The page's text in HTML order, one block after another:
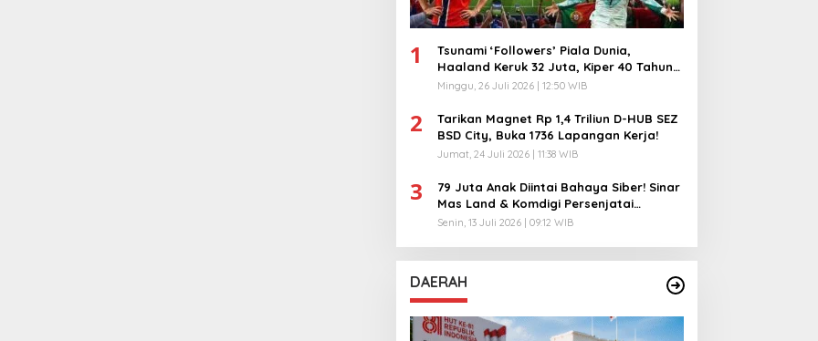
1
Tsunami ‘Followers’ Piala Dunia,
Haaland Keruk 32 Juta, Kiper 40 Tahun
Bikin Geger!
Minggu, 26 Juli 2026 | 12:50 WIB
2
Tarikan Magnet Rp 1,4 Triliun D-HUB SEZ
BSD City, Buka 1736 Lapangan Kerja!
Jumat, 24 Juli 2026 | 11:38 WIB
3
79 Juta Anak Diintai Bahaya Siber! Sinar
Mas Land & Komdigi Persenjatai
Ratusan Guru!
Senin, 13 Juli 2026 | 09:12 WIB
DAERAH